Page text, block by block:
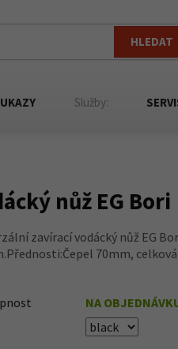
HLEDAT
Služby:
nůž EG Bori
zavírací vodácký nůž EG
70mm,
NA